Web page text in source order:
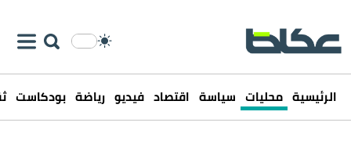
الرئيسية محليات سياسة اقتصاد فيديو رياضة بودكاست